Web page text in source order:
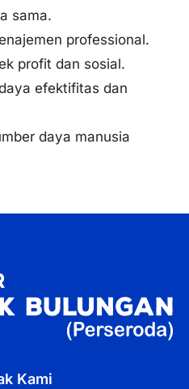
sama.
professional.
profit dan sosial.
efektifitas dan
daya manusia
Kami